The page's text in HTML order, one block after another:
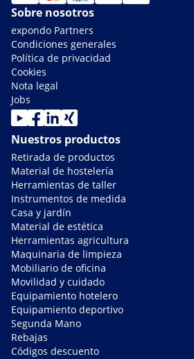
Sobre nosotros
expondo Partners
Condiciones generales
Política de privacidad
Cookies
Nota legal
Jobs
Nuestros productos
Retirada de productos
Material de hostelería
Herramientas de taller
Instrumentos de medida
Casa y jardín
Material de estética
Herramientas agricultura
Maquinaria de limpieza
Mobiliario de oficina
Movilidad y cuidado
Equipamiento hotelero
Equipamiento deportivo
Segunda Mano
Rebajas
Códigos descuento